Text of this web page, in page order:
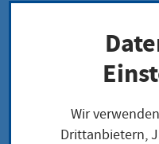
Neuigkeiten und
Malerei-Workshop
Wir
Drittanbietern,